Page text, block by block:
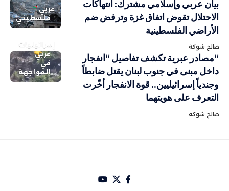
عربي
فلسطيني
بيان عربي وإسلامي مشترك: انتهاكات
الاحتلال تقوض اتفاق غزة وترفض ضم
الأراضي الفلسطينية
صالح شوكة
إسرائيليات
عربي
في
المواجهة
“مصادر عبرية تكشف تفاصيل “انفجار
داخل مبنى في جنوب لبنان يقتل ضابطاً
وجندياً إسرائيليين.. قوة الانفجار أخّرت
التعرف على هويتهما
صالح شوكة